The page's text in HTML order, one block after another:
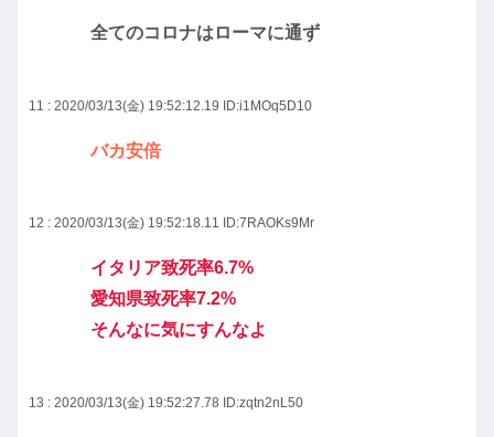
全てのコロナはローマに通ず
11 : 2020/03/13(金) 19:52:12.19 ID:i1MOq5D10
バカ安倍
12 : 2020/03/13(金) 19:52:18.11 ID:7RAOKs9Mr
イタリア致死率6.7%
愛知県致死率7.2%
そんなに気にすんなよ
13 : 2020/03/13(金) 19:52:27.78 ID:zqtn2nL50